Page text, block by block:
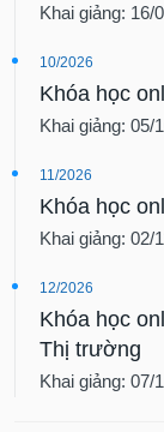
Khai giảng: 16/
10/2026
Khóa học
Khai giảng: 05/
11/2026
Khóa học
Khai giảng: 02/
12/2026
Khóa học
Thị trường
Khai giảng: 07/